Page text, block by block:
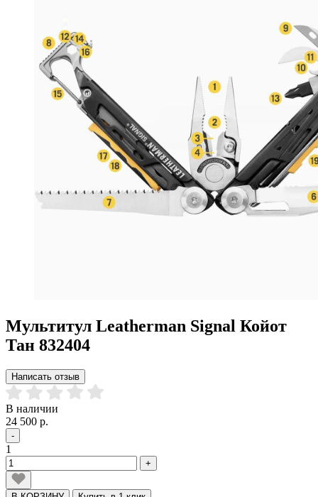
Мультитул Leatherman Signal Койот
Тан 832404
Написать отзыв
В наличии
24 500 р.
-
1
+